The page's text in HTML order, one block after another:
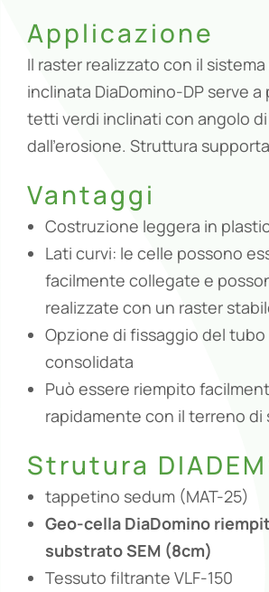
Applicazione
Il raster realizzato con il
inclinata DiaDomino-DP serve
tetti verdi inclinati con angolo
dall’erosione. Struttura
Vantaggi
Costruzione leggera in
Lati curvi: le celle possono
facilmente collegate e
realizzate con un raster
Opzione di fissaggio del
consolidata
Può essere riempito
rapidamente con il terreno di
Strutura
tappetino sedum (MAT-25)
Geo-cella DiaDomino
substrato SEM (8cm)
Tessuto filtrante VLF-150